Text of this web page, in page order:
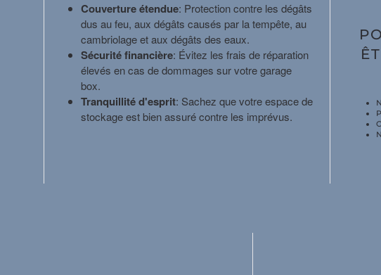
Immobilier en verre
Couverture étendue: Protection contre les dégâts
dus au feu, aux dégâts causés par la tempête, au
cambriolage et aux dégâts des eaux.
Sécurité financière: Évitez les frais de réparation
élevés en cas de dommages sur votre garage
box.
Tranquillité d'esprit: Sachez que votre espace de
stockage est bien assuré contre les imprévus.